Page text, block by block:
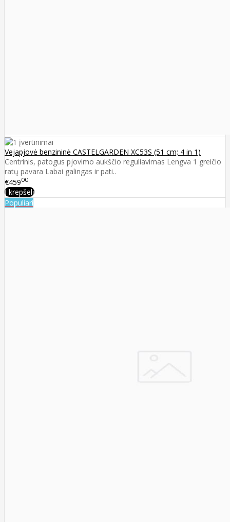
Vejapjovė benzininė CASTELGARDEN XC53S (51 cm; 4 in 1)
Centrinis, patogus pjovimo aukščio reguliavimas Lengva 1 greičio
ratų pavara Labai galingas ir pati..
€45900
Į krepšelį
Populiari